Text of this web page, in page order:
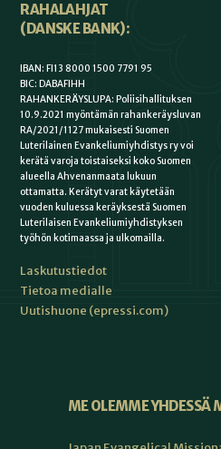
RAHALAHJAT
(DANSKE BANK):
IBAN: FI13 8000 1500 7791 95
BIC: DABAFIHH
RAHANKERÄYSLUPA: Poliisihallituksen
10.9.2021 myöntämän rahankeräysluvan
RA/2021/1127 mukaisesti Suomen
Luterilainen Evankeliumiyhdistys ry voi
kerätä varoja toistaiseksi koko Suomen
alueella Ahvenanmaata lukuun
ottamatta. Kerätyt varat käytetään
vuoden kuluessa keräyksestä Suomen
Luterilaisen Evankeliumiyhdistyksen
työhön kotimaassa ja ulkomailla.
Laskutustiedot
Tietoa medialle
Uutishuone (epressi.com)
ME OLEMME YHDESSÄ